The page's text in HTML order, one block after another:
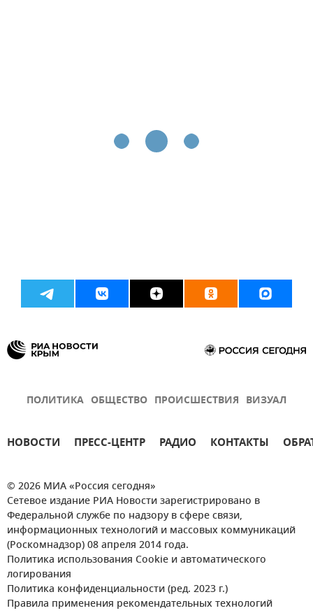
ПОЛИТИКА ОБЩЕСТВО ПРОИСШЕСТВИЯ ВИЗУАЛ
НОВОСТИ ПРЕСС-ЦЕНТР РАДИО КОНТАКТЫ
© 2026 МИА «Россия сегодня»
Сетевое издание РИА Новости зарегистрировано в
Федеральной службе по надзору в сфере связи,
информационных технологий и массовых коммуникаций
(Роскомнадзор) 08 апреля 2014 года.
Политика использования Cookie и автоматического
логирования
Политика конфиденциальности (ред. 2023 г.)
Правила применения рекомендательных технологий